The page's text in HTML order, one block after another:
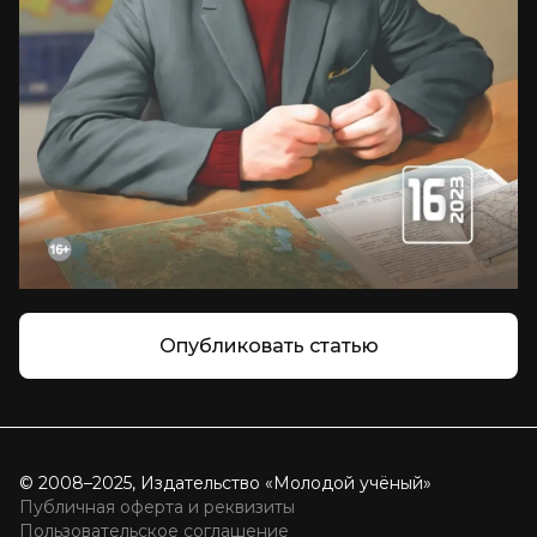
Опубликовать статью
© 2008–2025, Издательство «Молодой учёный»
Публичная оферта и реквизиты
Пользовательское соглашение